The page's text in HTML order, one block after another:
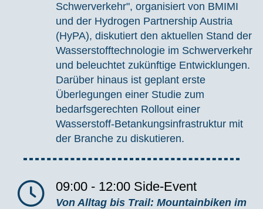
Schwerverkehr", organisiert von BMIMI
und der Hydrogen Partnership Austria
(HyPA), diskutiert den aktuellen Stand der
Wasserstofftechnologie im Schwerverkehr
und beleuchtet zukünftige Entwicklungen.
Darüber hinaus ist geplant erste
Überlegungen einer Studie zum
bedarfsgerechten Rollout einer
Wasserstoff-Betankungsinfrastruktur mit
der Branche zu diskutieren.
09:00 - 12:00 Side-Event
Von Alltag bis Trail: Mountainbiken im